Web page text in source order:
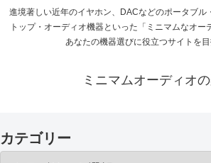
進境著しい近年のイヤホン、DACなどのポータブル
トップ・オーディオ機器といった「ミニマムなオー
あなたの機器選びに役立つサイトを目
ミニマムオーディオ
カテゴリー